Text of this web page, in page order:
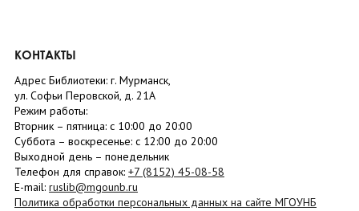
КОНТАКТЫ
Адрес Библиотеки: г. Мурманск,
ул. Софьи Перовской, д. 21А
Режим работы:
Вторник – пятница: с 10:00 до 20:00
Суббота – воскресенье: c 12:00 до 20:00
Выходной день – понедельник
Телефон для справок: +7 (8152) 45-08-58
E-mail: ruslib@mgounb.ru
Политика обработки персональных данных на сайте МГОУНБ